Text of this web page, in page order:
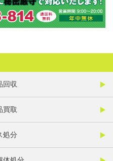
回収
買取
処分